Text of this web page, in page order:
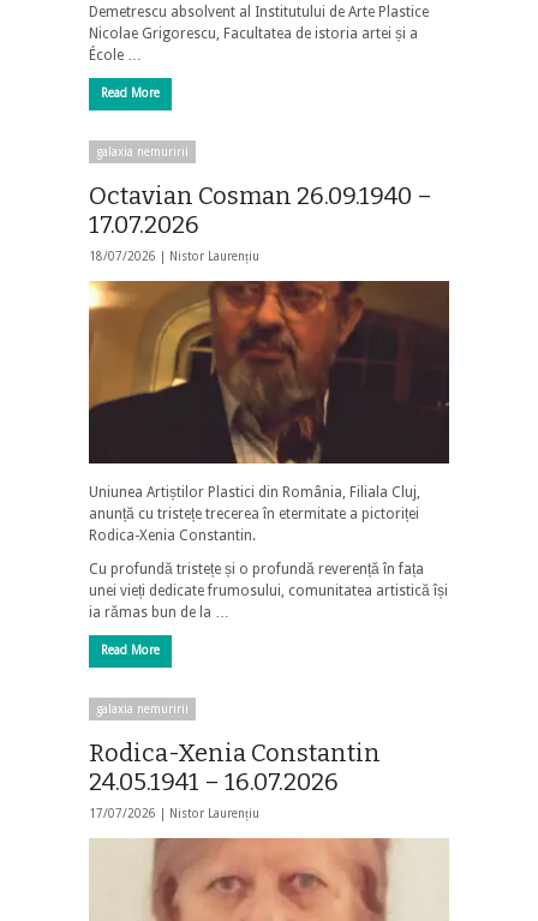
Demetrescu absolvent al Institutului de Arte Plastice
Nicolae Grigorescu, Facultatea de istoria artei și a
École …
Read More
galaxia nemuririi
Octavian Cosman 26.09.1940 –
17.07.2026
18/07/2026 | Nistor Laurențiu
Uniunea Artiștilor Plastici din România, Filiala Cluj,
anunță cu tristețe trecerea în etermitate a pictoriței
Rodica-Xenia Constantin.
Cu profundă tristețe și o profundă reverență în fața
unei vieți dedicate frumosului, comunitatea artistică își
ia rămas bun de la …
Read More
galaxia nemuririi
Rodica-Xenia Constantin
24.05.1941 – 16.07.2026
17/07/2026 | Nistor Laurențiu